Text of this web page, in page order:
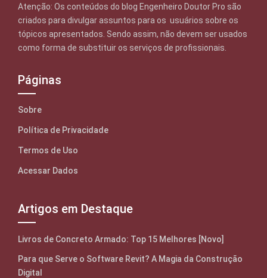
Atenção: Os conteúdos do blog Engenheiro Doutor Pro são
criados para divulgar assuntos para os usuários sobre os
tópicos apresentados. Sendo assim, não devem ser usados
como forma de substituir os serviços de profissionais.
Páginas
Sobre
Política de Privacidade
Termos de Uso
Acessar Dados
Artigos em Destaque
Livros de Concreto Armado: Top 15 Melhores [Novo]
Para que Serve o Software Revit? A Magia da Construção
Digital